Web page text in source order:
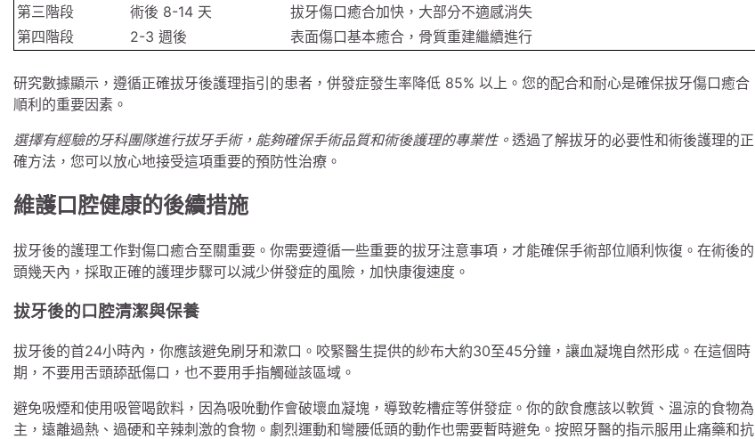
第三階段
術後 8-14 天
拔牙傷口癒合加快，大部分不適感消失
第四階段
2-3 週後 表面傷口基本癒合，骨質重建繼續進行
研究數據顯示，遵循正確拔牙後護理指引的患者，併發症發生率降低 85% 以上。您的配合和耐心是確保拔牙傷口癒合
順利的重要因素。
選擇有經驗的牙科團隊進行拔牙手術，能夠確保手術品質和術後護理的專業性。 透過了解拔牙的必要性和術後護理的正
確方法，您可以放心地接受這項重要的預防性治療。
維護口腔健康的後續措施
拔牙後的護理工作對傷口癒合至關重要。你需要遵循一些重要的拔牙注意事項，才能確保手術部位順利恢復。在術後的
頭幾天內，採取正確的護理步驟可以減少併發症的風險，加快康復速度。
拔牙後的口腔清潔與保養
拔牙後的首24小時內，你應該避免刷牙和漱口。咬緊醫生提供的紗布大約30至45分鐘，讓血凝塊自然形成。在這個時
期，不要用舌頭舔舐傷口，也不要用手指觸碰該區域。
避免吸煙和使用吸管喝飲料，因為吸吮動作會破壞血凝塊，導致乾槽症等併發症。你的飲食應該以軟質、溫涼的食物為
主，遠離過熱、過硬和辛辣刺激的食物。劇烈運動和彎腰低頭的動作也需要暫時避免。按照牙醫的指示服用止痛藥和抗